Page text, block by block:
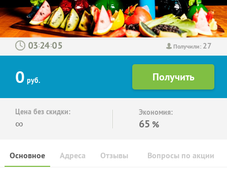
Получили: 27
: :
0 руб.
Цена без скидки:
∞
Экономия:
65 %
Основное Отзывы Вопросы по акции
Адреса